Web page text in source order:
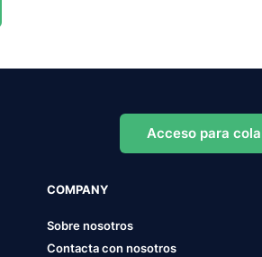
Acceso para
COMPANY
Sobre nosotros
Contacta con nosotros